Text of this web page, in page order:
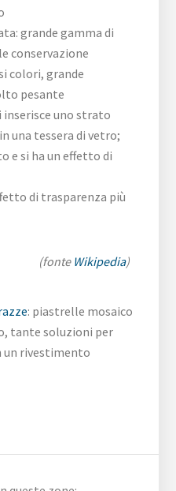
grande gamma di
conservazione
colori, grande
pesante
inserisce uno strato
una tessera di vetro;
e si ha un effetto di
di trasparenza più
(fonte Wikipedia)
: piastrelle mosaico
tante soluzioni per
un rivestimento